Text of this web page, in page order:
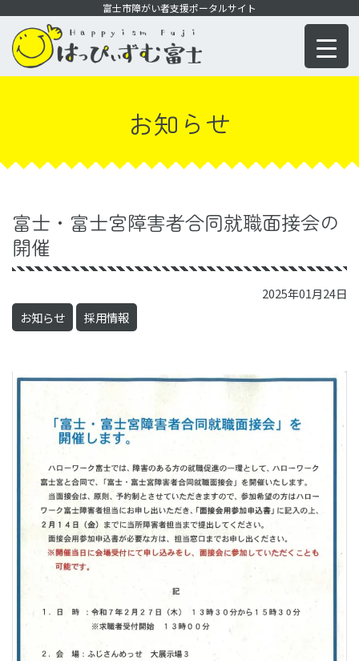
ン
動
富士市障がい者支援ポータルサイト
お知らせ
富士・富士宮障害者合同就職面接会の
開催
2025年01月24日
お知らせ
採用情報